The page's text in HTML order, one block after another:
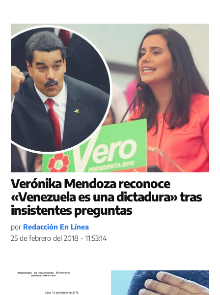
Verónika Mendoza reconoce
«Venezuela es una dictadura» tras
insistentes preguntas
por Redacción En Línea
25 de febrero del 2018 - 11:53:14